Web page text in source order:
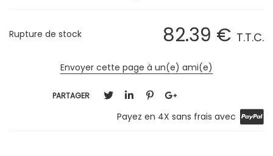
82.39 € T.T.C.
Rupture de stock
Envoyer cette page à un(e) ami(e)
PARTAGER
Payez en 4X sans frais avec